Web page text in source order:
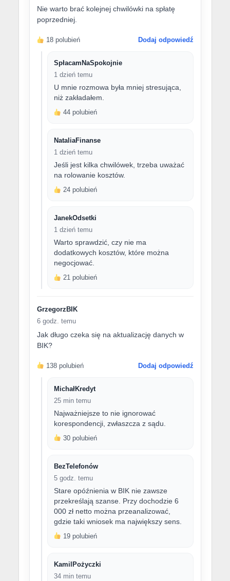
Nie warto brać kolejnej chwilówki na spłatę
poprzedniej.
18 polubień Dodaj odpowiedź
SpłacamNaSpokojnie
1 dzień temu
U mnie rozmowa była mniej stresująca,
niż zakładałem.
44 polubień
NataliaFinanse
1 dzień temu
Jeśli jest kilka chwilówek, trzeba uważać
na rolowanie kosztów.
24 polubień
JanekOdsetki
1 dzień temu
Warto sprawdzić, czy nie ma
dodatkowych kosztów, które można
negocjować.
21 polubień
GrzegorzBIK
6 godz. temu
Jak długo czeka się na aktualizację danych w
BIK?
138 polubień Dodaj odpowiedź
MichałKredyt
25 min temu
Najważniejsze to nie ignorować
korespondencji, zwłaszcza z sądu.
30 polubień
BezTelefonów
5 godz. temu
Stare opóźnienia w BIK nie zawsze
przekreślają szanse. Przy dochodzie 6
000 zł netto można przeanalizować,
gdzie taki wniosek ma największy sens.
19 polubień
KamilPożyczki
34 min temu